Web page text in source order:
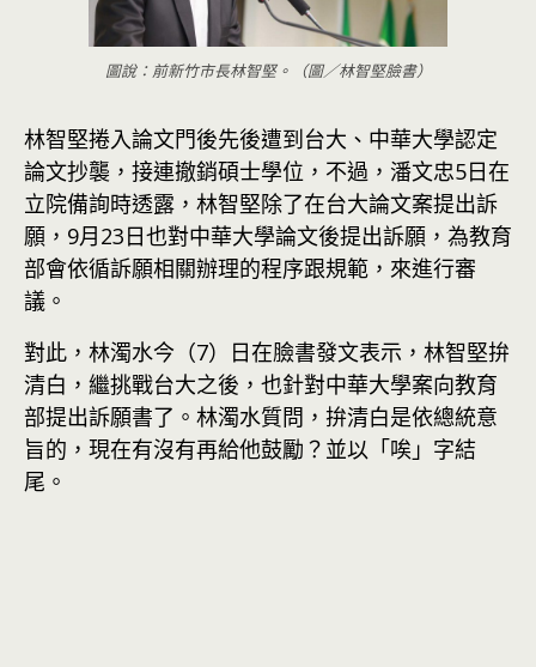
圖說：前新竹市長林智堅。（圖／林智堅臉書）
林智堅捲入論文門後先後遭到台大、中華大學認定
論文抄襲，接連撤銷碩士學位，不過，潘文忠5日在
立院備詢時透露，林智堅除了在台大論文案提出訴
願，9月23日也對中華大學論文後提出訴願，為教育
部會依循訴願相關辦理的程序跟規範，來進行審
議。
對此，林濁水今（7）日在臉書發文表示，林智堅拚
清白，繼挑戰台大之後，也針對中華大學案向教育
部提出訴願書了。林濁水質問，拚清白是依總統意
旨的，現在有沒有再給他鼓勵？並以「唉」字結
尾。